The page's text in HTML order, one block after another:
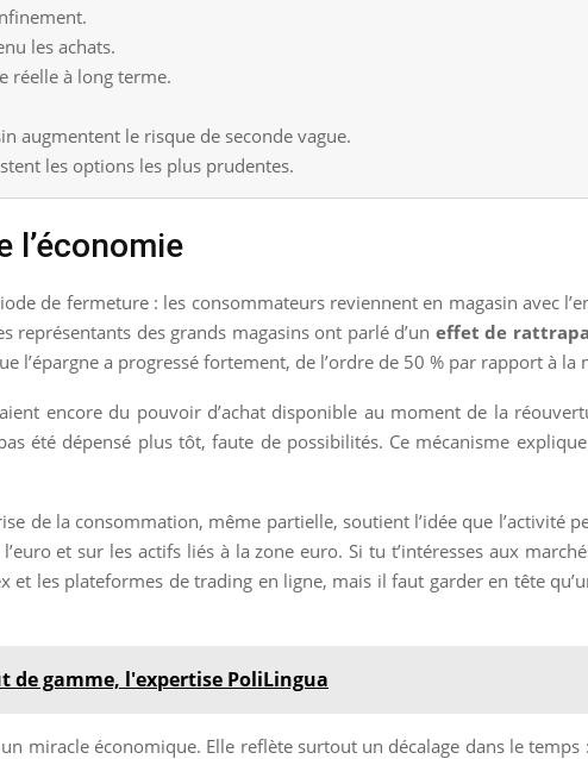
les achats.
réelle à long terme.
augmentent le risque de seconde vague.
les options les plus prudentes.
l’économie
de fermeture : les consommateurs reviennent en magasin avec
représentants des grands magasins ont parlé d’un effet de
l’épargne a progressé fortement, de l’ordre de 50 % par rapport à la
encore du pouvoir d’achat disponible au moment de la
été dépensé plus tôt, faute de possibilités. Ce mécanisme
de la consommation, même partielle, soutient l’idée que l’activité
et sur les actifs liés à la zone euro. Si tu t’intéresses aux
et les plateformes de trading en ligne, mais il faut garder en tête
gamme, l'expertise PoliLingua
miracle économique. Elle reflète surtout un décalage dans le